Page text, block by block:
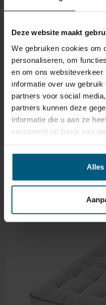
Deze website maakt
We gebruiken cookies om
personaliseren, om
en om ons
informatie over uw
partners voor social
partners kunnen deze
informatie die u aan ze
verzameld op basis van
Alles
reden ook is, u heeft het
annuleren. Behandel het
ervoor dat deze bij het
Mocht het product
meer beschadigd dan
waardevermindering van
doorberekenen.